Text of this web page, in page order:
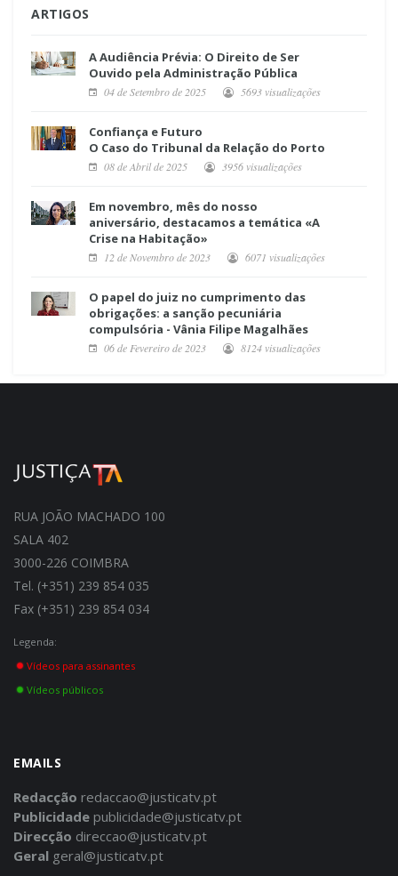
ARTIGOS
A Audiência Prévia: O Direito de Ser
Ouvido pela Administração Pública
04 de Setembro de 2025 5693 visualizações
Confiança e Futuro
O Caso do Tribunal da Relação do Porto
08 de Abril de 2025 3956 visualizações
Em novembro, mês do nosso
aniversário, destacamos a temática «A
Crise na Habitação»
12 de Novembro de 2023 6071 visualizações
O papel do juiz no cumprimento das
obrigações: a sanção pecuniária
compulsória - Vânia Filipe Magalhães
06 de Fevereiro de 2023 8124 visualizações
RUA JOÃO MACHADO 100
SALA 402
3000-226 COIMBRA
Tel. (+351) 239 854 035
Fax (+351) 239 854 034
Legenda:
Vídeos para assinantes
Vídeos públicos
EMAILS
Redacção redaccao@justicatv.pt
Publicidade publicidade@justicatv.pt
Direcção direccao@justicatv.pt
Geral geral@justicatv.pt